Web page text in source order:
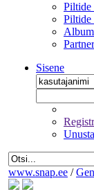
Piltide
Piltide
Sisene
www.snap.ee /